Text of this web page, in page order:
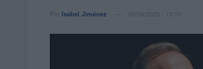
Por Isabel Jiménez 08/09/2025 - 13:10